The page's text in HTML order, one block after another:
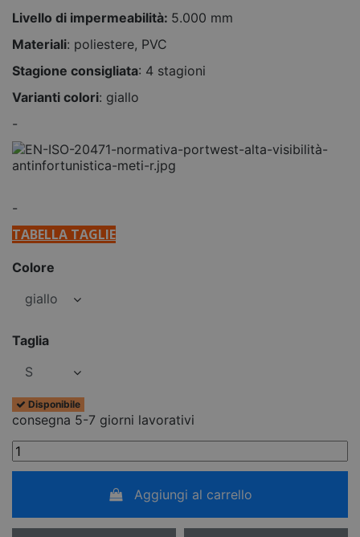
Livello di impermeabilità: 5.000 mm
Materiali: poliestere, PVC
Stagione consigliata: 4 stagioni
Varianti colori: giallo
-
-
TABELLA TAGLIE
Colore
Taglia
Disponibile
consegna 5-7 giorni lavorativi
Aggiungi al carrello